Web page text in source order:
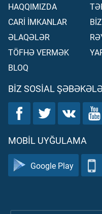
HAQQIMIZDA
CARİ İMKANLAR
ƏLAQƏLƏR
TÖFHƏ VERMƏK
BLOQ
BIZ SOSIAL
MOBIL UYĞULAMA
Google Play